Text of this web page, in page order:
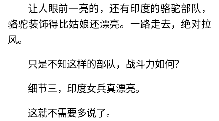
让人眼前一亮的，还有印度的骆驼部队，
骆驼装饰得比姑娘还漂亮。一路走去，绝对拉
风。
只是不知这样的部队，战斗力如何？
细节三，印度女兵真漂亮。
这就不需要多说了。